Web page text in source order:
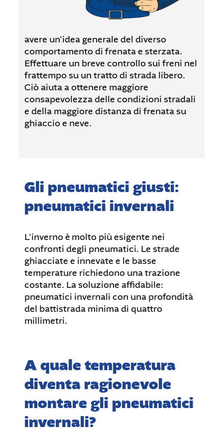
avere un'idea generale del diverso
comportamento di frenata e sterzata.
Effettuare un breve controllo sui freni nel
frattempo su un tratto di strada libero.
Ciò aiuta a ottenere maggiore
consapevolezza delle condizioni stradali
e della maggiore distanza di frenata su
ghiaccio e neve.
Gli pneumatici giusti:
pneumatici invernali
L'inverno è molto più esigente nei
confronti degli pneumatici. Le strade
ghiacciate e innevate e le basse
temperature richiedono una trazione
costante. La soluzione affidabile:
pneumatici invernali con una profondità
del battistrada minima di quattro
millimetri.
A quale temperatura
diventa ragionevole
montare gli pneumatici
invernali?